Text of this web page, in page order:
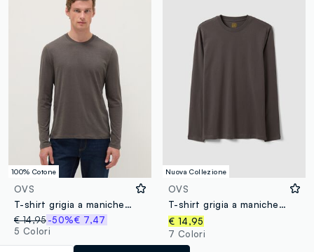
100% Cotone
OVS
T-shirt grigia a maniche lunghe in puro cotone regular fit
€ 14,95-50%€ 7,47
5 Colori
Nuova Collezione
OVS
T-shirt grigia a maniche lunghe in puro cotone organico con girocollo
€ 14,95
7 Colori